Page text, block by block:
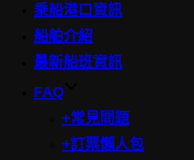
乘船港口資訊
船舶介紹
最新船班資訊
FAQ
+常見問題
+訂票懶人包